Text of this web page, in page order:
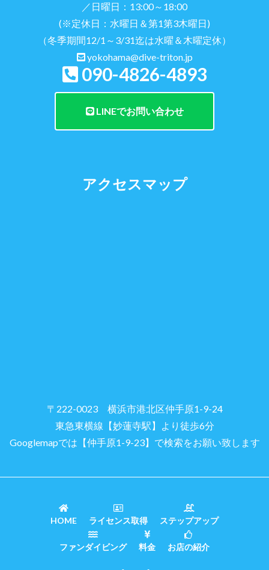
／日曜日：13:00～18:00
(※定休日：水曜日＆第1第3木曜日)
（冬季期間12/1～3/31迄は水曜＆木曜定休）
yokohama@dive-triton.jp
090-4826-4893
LINEでお問い合わせ
アクセスマップ
〒222-0023 横浜市港北区仲手原1-9-24
東急東横線【妙蓮寺駅】より徒歩6分
Googlemapでは【仲手原1-9-23】で検索をお願い致します
HOME ライセンス取得 ステップアップ
ファンダイビング 料金 お店の紹介